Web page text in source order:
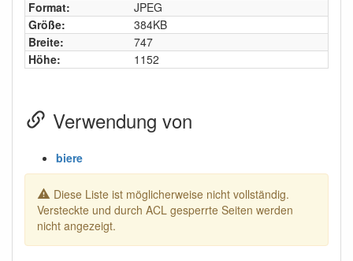
Format:
JPEG
Größe:
384KB
Breite:
747
Höhe:
1152
Verwendung von
biere
Diese Liste ist möglicherweise nicht vollständig.
Versteckte und durch ACL gesperrte Seiten werden
nicht angezeigt.